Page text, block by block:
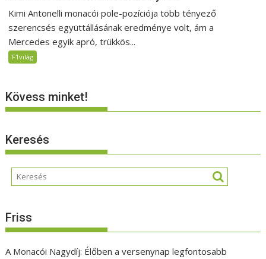
Kimi Antonelli monacói pole-pozíciója több tényező
szerencsés együttállásának eredménye volt, ám a
Mercedes egyik apró, trükkös...
F1világ
Kövess minket!
Keresés
Friss
A Monacói Nagydíj: Élőben a versenynap legfontosabb